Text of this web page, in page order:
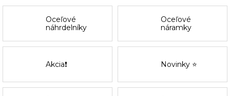
Oceľové
náhrdelníky
Oceľové
náramky
Akcia❗ Novinky ⭐